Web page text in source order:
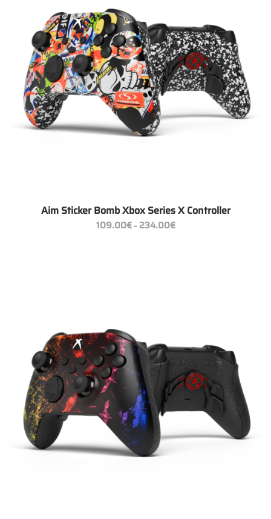
Aim Sticker Bomb Xbox Series X Controller
109.00€– 234.00€Preisspanne:
109.00€